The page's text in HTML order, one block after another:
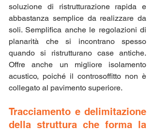
soluzione di ristrutturazione rapida e
abbastanza semplice da realizzare da
soli. Semplifica anche le regolazioni di
planarità che si incontrano spesso
quando si ristrutturano case antiche.
Offre anche un migliore isolamento
acustico, poiché il controsoffitto non è
collegato al pavimento superiore.
Tracciamento e delimitazione
della struttura che forma la